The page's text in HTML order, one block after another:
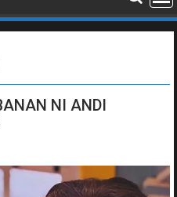
NI ANDI